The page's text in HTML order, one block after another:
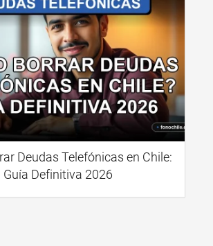
Deudas Telefónicas en Chile:
Guía Definitiva 2026